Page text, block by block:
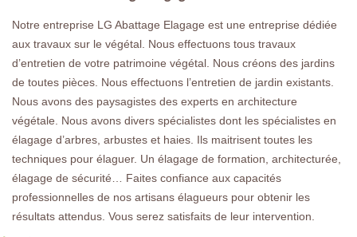
Notre entreprise LG Abattage Elagage est une entreprise dédiée
aux travaux sur le végétal. Nous effectuons tous travaux
d’entretien de votre patrimoine végétal. Nous créons des jardins
de toutes pièces. Nous effectuons l’entretien de jardin existants.
Nous avons des paysagistes des experts en architecture
végétale. Nous avons divers spécialistes dont les spécialistes en
élagage d’arbres, arbustes et haies. Ils maitrisent toutes les
techniques pour élaguer. Un élagage de formation, architecturée,
élagage de sécurité… Faites confiance aux capacités
professionnelles de nos artisans élagueurs pour obtenir les
résultats attendus. Vous serez satisfaits de leur intervention.